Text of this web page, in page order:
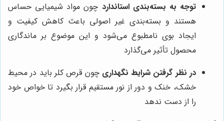
توجه به بسته‌بندی استاندارد چون مواد شیمیایی حساس
هستند و بسته‌بندی غیر اصولی باعث کاهش کیفیت و
ایجاد بوی نامطبوع می‌شود و این موضوع بر ماندگاری
محصول تأثیر می‌گذارد
در نظر گرفتن شرایط نگهداری چون قرص کلر باید در محیط
خشک، خنک و دور از نور مستقیم قرار بگیرد تا خواص خود
را از دست ندهد